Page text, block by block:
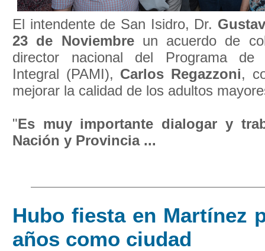
El intendente de San Isidro, Dr.
23 de Noviembre un acuerdo de
director nacional del Programa de
Integral (PAMI), Carlos Regazzoni,
mejorar la calidad de los adultos
"Es muy importante dialogar y
Nación y Provincia ...
Hubo fiesta en Martínez
años como ciudad